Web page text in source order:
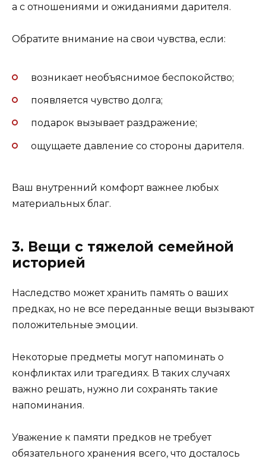
а с отношениями и ожиданиями дарителя.
Обратите внимание на свои чувства, если:
возникает необъяснимое беспокойство;
появляется чувство долга;
подарок вызывает раздражение;
ощущаете давление со стороны дарителя.
Ваш внутренний комфорт важнее любых
материальных благ.
3. Вещи с тяжелой семейной
историей
Наследство может хранить память о ваших
предках, но не все переданные вещи вызывают
положительные эмоции.
Некоторые предметы могут напоминать о
конфликтах или трагедиях. В таких случаях
важно решать, нужно ли сохранять такие
напоминания.
Уважение к памяти предков не требует
обязательного хранения всего, что досталось